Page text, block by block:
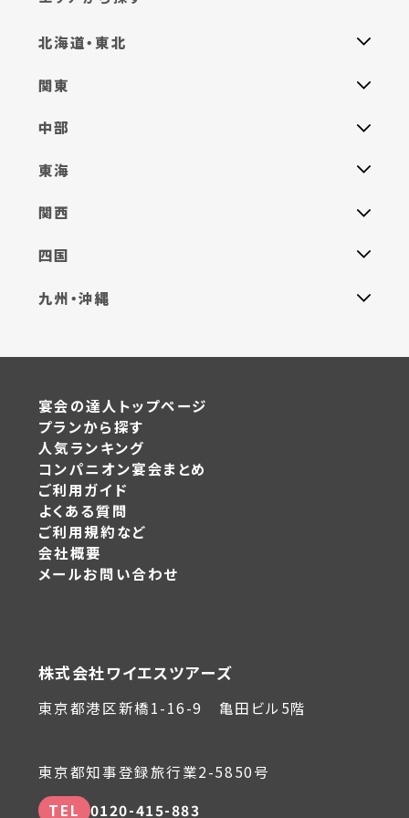
北海道・東北
関東
中部
東海
関西
四国
九州・沖縄
宴会の達人トップページ
プランから探す
人気ランキング
コンパニオン宴会まとめ
ご利用ガイド
よくある質問
ご利用規約など
会社概要
メールお問い合わせ
株式会社ワイエスツアーズ
東京都港区新橋1-16-9 亀田ビル5階
東京都知事登録旅行業2-5850号
TEL
0120-415-883